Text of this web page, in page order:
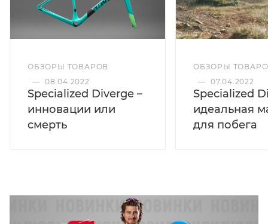
ОБЗОРЫ ТОВАРОВ
— 08.04.2022
Specialized Diverge –
инновации или
смерть
ОБЗОРЫ
— 07.04.2022
Specialized
идеальная
для побега